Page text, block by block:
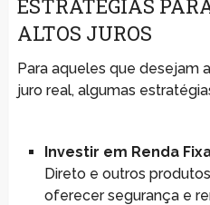
ESTRATÉGIAS
ALTOS JUROS
Para aqueles que desejam
juro real, algumas
Investir em Renda
Direto e outros
oferecer segurança e